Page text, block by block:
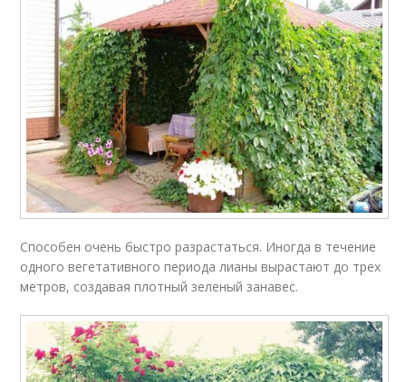
Способен очень быстро разрастаться. Иногда в течение
одного вегетативного периода лианы вырастают до трех
метров, создавая плотный зеленый занавес.